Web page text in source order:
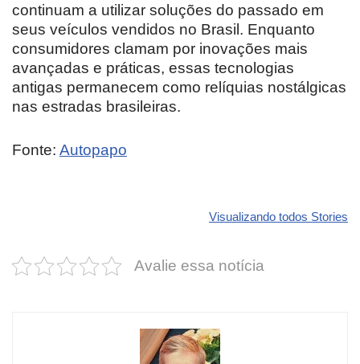
continuam a utilizar soluções do passado em
seus veículos vendidos no Brasil. Enquanto
consumidores clamam por inovações mais
avançadas e práticas, essas tecnologias
antigas permanecem como relíquias nostálgicas
nas estradas brasileiras.
Fonte: Autopapo
Visualizando todos Stories
2025!
Dodge pode ter
de emoção
que
Avalie essa notícia